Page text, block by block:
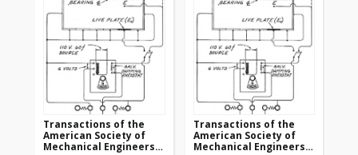
Transactions of the
American Society of
Mechanical Engineers
Transactions of the
American Society of
Mechanical Engineers